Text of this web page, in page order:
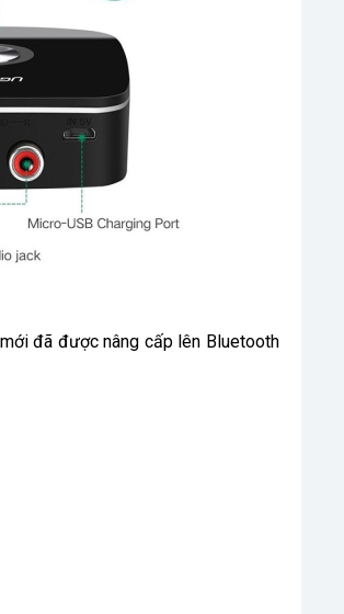
đã được nâng cấp lên Bluetooth